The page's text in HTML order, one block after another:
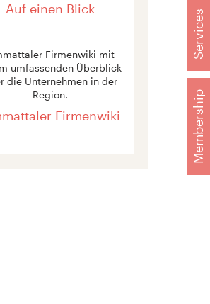
Membership
Services
Auf einen Blick
Firmenwiki mit
umfassenden Überblick
die Unternehmen in der
Region.
Firmenwiki